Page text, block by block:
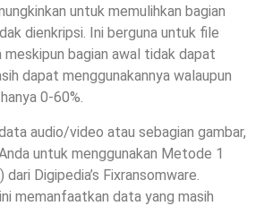
untuk memulihkan bagian
dienkripsi. Ini berguna untuk file
meskipun bagian awal tidak dapat
dapat menggunakannya walaupun
0-60%.
audio/video atau sebagian gambar,
untuk menggunakan Metode 1
Digipedia’s Fixransomware.
memanfaatkan data yang masih